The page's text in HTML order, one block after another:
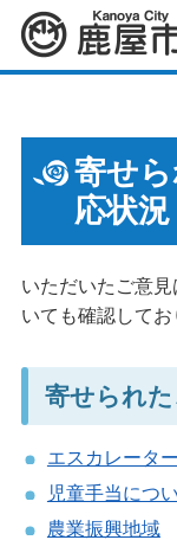
鹿屋
寄せ
応状況
いただいたご意
いても確認してお
寄せられ
エスカレータ
児童手当につ
農業振興地域